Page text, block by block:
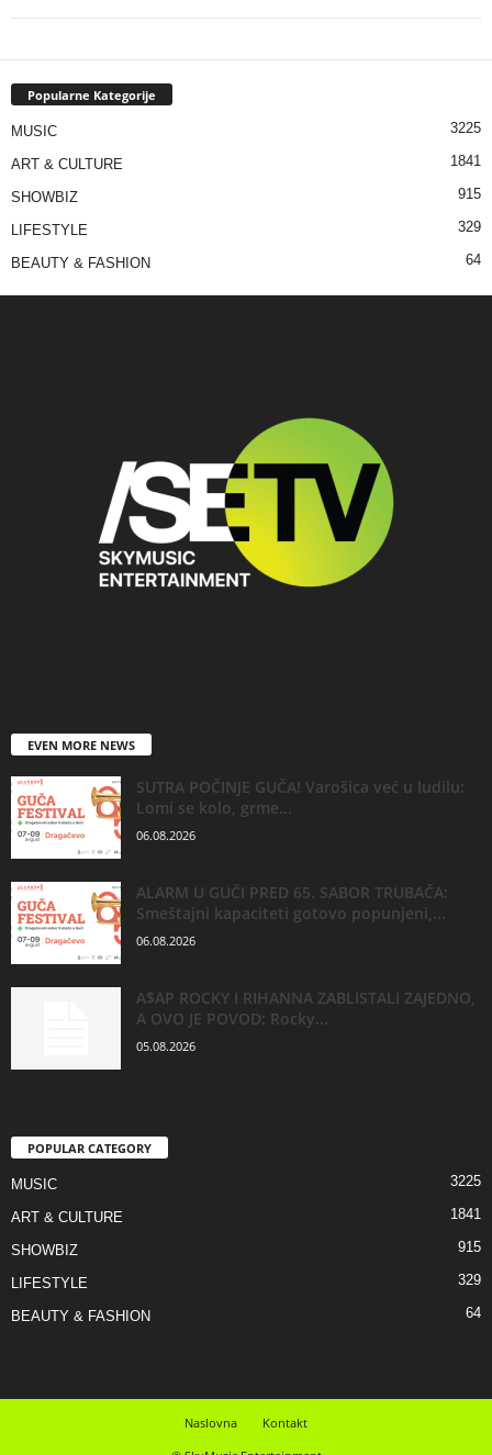
Popularne Kategorije
MUSIC 3225
ART & CULTURE 1841
SHOWBIZ 915
LIFESTYLE 329
BEAUTY & FASHION 64
EVEN MORE NEWS
SUTRA POČINJE GUČA! Varošica već u ludilu:
Lomi se kolo, grme...
06.08.2026
ALARM U GUČI PRED 65. SABOR TRUBAČA:
Smeštajni kapaciteti gotovo popunjeni,...
06.08.2026
A$AP ROCKY I RIHANNA ZABLISTALI ZAJEDNO,
A OVO JE POVOD: Rocky...
05.08.2026
POPULAR CATEGORY
MUSIC 3225
ART & CULTURE 1841
SHOWBIZ 915
LIFESTYLE 329
BEAUTY & FASHION 64
Naslovna
Kontakt